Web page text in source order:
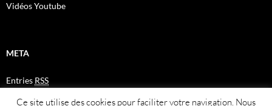
Vidéos Youtube
META
Entries RSS
CommentsRSS
Plan du site
Ce site utilise des cookies pour faciliter votre navigation. Nous